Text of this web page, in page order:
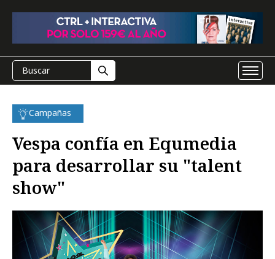
Campañas
Vespa confía en Equmedia
para desarrollar su "talent
show"